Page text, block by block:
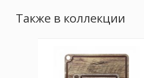
Также в коллекции